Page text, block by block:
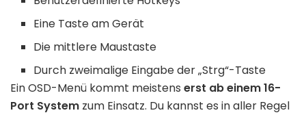
Eine Taste am Gerät
Die mittlere Maustaste
Durch zweimalige Eingabe der „Strg“-Taste
Ein OSD-Menü kommt meistens erst ab einem 16-
Port System zum Einsatz. Du kannst es in aller Regel